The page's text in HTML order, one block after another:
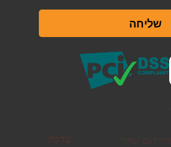
שליחה
ערכת